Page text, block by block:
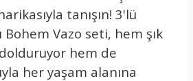
tanışın! 3'lü
Bohem Vazo seti, hem şık
hem de
her yaşam alanına